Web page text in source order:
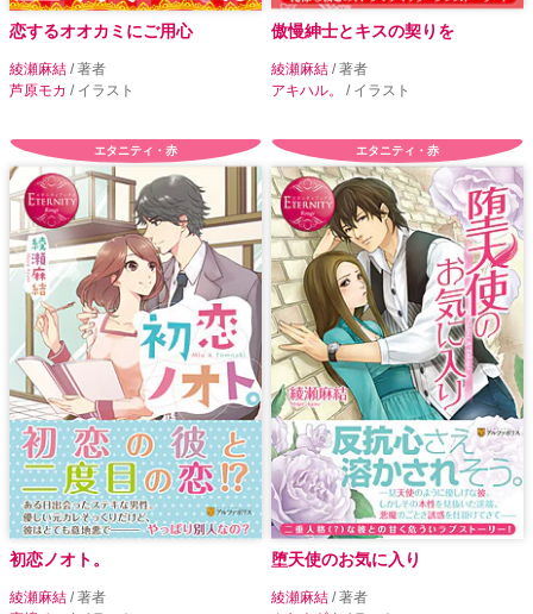
恋するオオカミにご用心
綾瀬麻結 / 著者
芦原モカ / イラスト
傲慢紳士とキスの契りを
綾瀬麻結 / 著者
アキハル。 / イラスト
エタニティ・赤
初恋ノオト。
綾瀬麻結 / 著者
エタニティ・赤
堕天使のお気に入り
綾瀬麻結 / 著者